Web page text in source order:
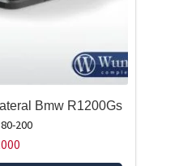
Bmw R1200Gs
200